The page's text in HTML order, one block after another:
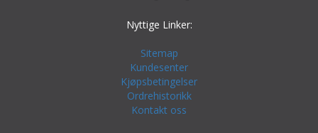
Nyttige Linker:
Sitemap
Kundesenter
Kjøpsbetingelser
Ordrehistorikk
Kontakt oss